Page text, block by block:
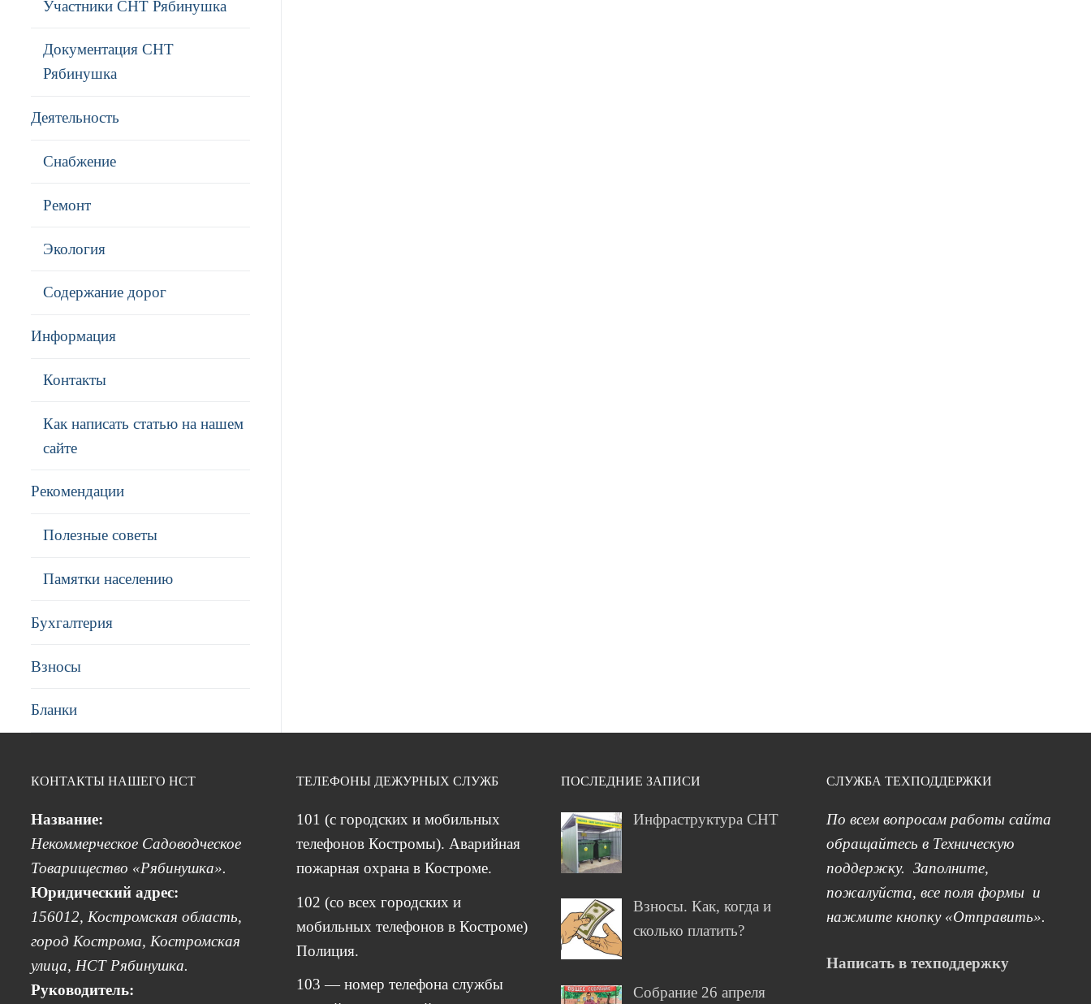
Участники СНТ Рябинушка
Документация СНТ
Рябинушка
Деятельность
Снабжение
Ремонт
Экология
Содержание дорог
Информация
Контакты
Как написать статью на нашем
сайте
Рекомендации
Полезные советы
Памятки населению
Бухгалтерия
Взносы
Бланки
КОНТАКТЫ НАШЕГО НСТ
Название:
Некоммерческое Садоводческое
Товарищество «Рябинушка».
Юридический адрес:
156012, Костромская область,
город Кострома, Костромская
улица, НСТ Рябинушка.
Руководитель:
ТЕЛЕФОНЫ ДЕЖУРНЫХ СЛУЖБ
101 (с городских и мобильных
телефонов Костромы). Аварийная
пожарная охрана в Костроме.
102 (со всех городских и
мобильных телефонов в Костроме)
Полиция.
103 — номер телефона службы
ПОСЛЕДНИЕ ЗАПИСИ
Инфраструктура СНТ
Взносы. Как, когда и
сколько платить?
Собрание 26 апреля
СЛУЖБА ТЕХПОДДЕРЖКИ
По всем вопросам работы сайта
обращайтесь в Техническую
поддержку. Заполните,
пожалуйста, все поля формы и
нажмите кнопку «Отправить».
Написать в техподдержку